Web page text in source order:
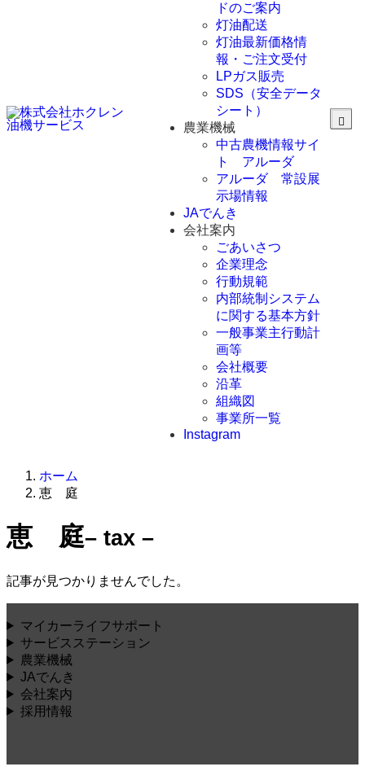
ドのご案内
灯油配送
灯油最新価格情
報・ご注文受付
LPガス販売
SDS（安全データ
シート）
農業機械
中古農機情報サイ
ト アルーダ
アルーダ 常設展
示場情報
JAでんき
会社案内
ごあいさつ
企業理念
行動規範
内部統制システム
に関する基本方針
一般事業主行動計
画等
会社概要
沿革
組織図
事業所一覧
Instagram
ホーム
恵 庭
恵 庭– tax –
記事が見つかりませんでした。
マイカーライフサポート
サービスステーション
農業機械
JAでんき
会社案内
採用情報